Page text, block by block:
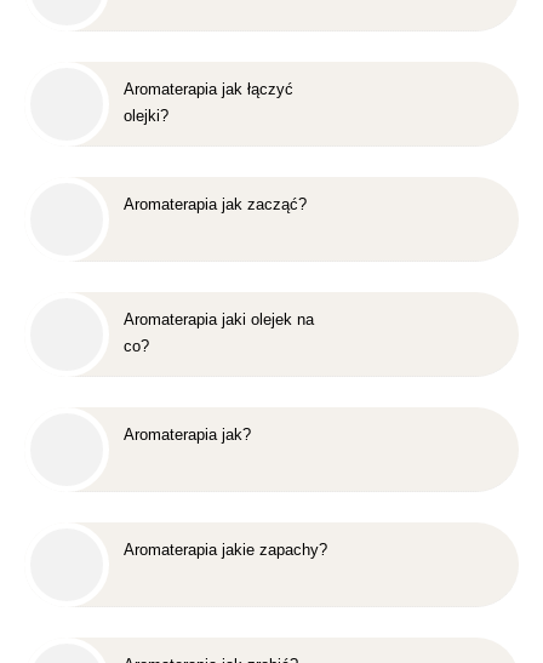
Aromaterapia jak łączyć
olejki?
Aromaterapia jak zacząć?
Aromaterapia jaki olejek na
co?
Aromaterapia jak?
Aromaterapia jakie zapachy?